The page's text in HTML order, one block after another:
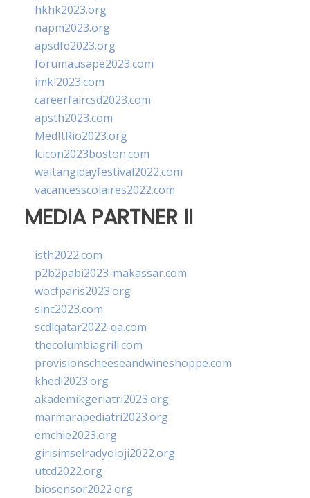
hkhk2023.org
napm2023.org
apsdfd2023.org
forumausape2023.com
imkl2023.com
careerfaircsd2023.com
apsth2023.com
MedItRio2023.org
lcicon2023boston.com
waitangidayfestival2022.com
vacancesscolaires2022.com
MEDIA PARTNER II
isth2022.com
p2b2pabi2023-makassar.com
wocfparis2023.org
sinc2023.com
scdlqatar2022-qa.com
thecolumbiagrill.com
provisionscheeseandwineshoppe.com
khedi2023.org
akademikgeriatri2023.org
marmarapediatri2023.org
emchie2023.org
girisimselradyoloji2022.org
utcd2022.org
biosensor2022.org